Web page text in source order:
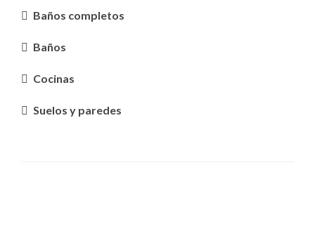
Baños completos
Baños
Cocinas
Suelos y paredes